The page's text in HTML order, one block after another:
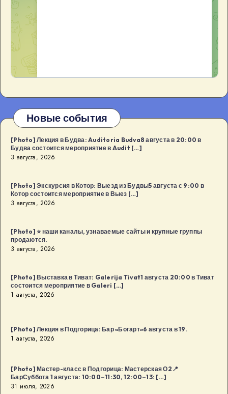
Новые события
[Photo] Лекция в Будва: Auditoria Budva8 августа в 20:00 в
Будва состоится мероприятие в Audit […]
3 августа, 2026
[Photo] Экскурсия в Котор: Выезд из Будвы5 августа с 9:00 в
Котор состоится мероприятие в Выез […]
3 августа, 2026
[Photo] ⭐️ наши каналы, узнаваемые сайты и крупные группы
продаются.
3 августа, 2026
[Photo] Выставка в Тиват: Galerija Tivat1 августа 20:00 в Тиват
состоится мероприятие в Galeri […]
1 августа, 2026
[Photo] Лекция в Подгорица: Бар «Богарт»6 августа в 19.
1 августа, 2026
[Photo] Мастер-класс в Подгорица: Мастерская О2📍
БарСуббота 1 августа: 10:00–11:30, 12:00–13: […]
31 июля, 2026